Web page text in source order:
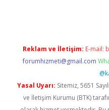
Reklam ve İletişim: E-mail:
forumhizmeti@gmail.com
Yasal Uyarı: Sitemiz, 5651
ve İletişim Kurumu (BTK)